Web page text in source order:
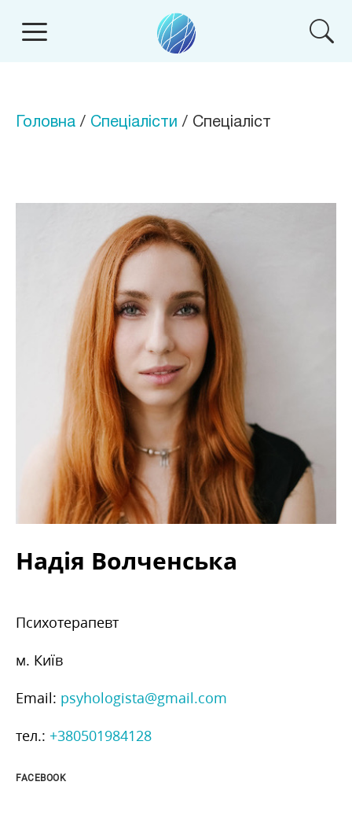
Головна / Спеціалісти / Спеціаліст
Надія Волченська
Психотерапевт
м. Київ
Email: psyhologista@gmail.com
тел.: +380501984128
FACEBOOK